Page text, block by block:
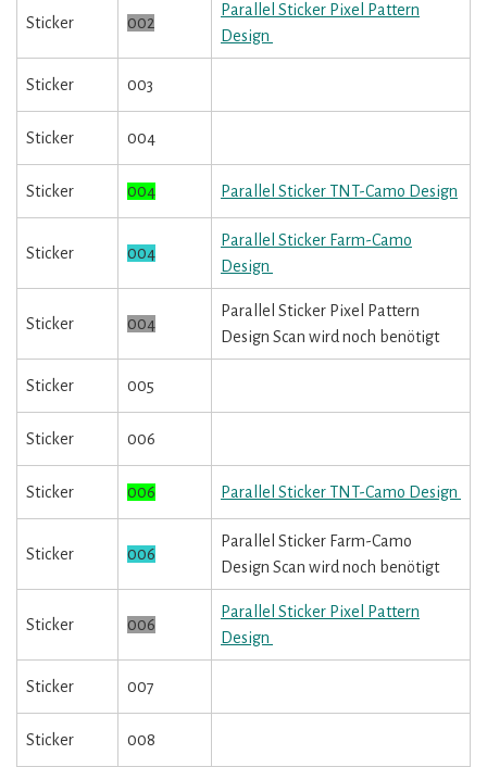
Sticker 002
Parallel Sticker Pixel Pattern
Design
Sticker 003
Sticker 004
Sticker 004 Parallel Sticker TNT-Camo Design
Sticker 004
Parallel Sticker Farm-Camo
Design
Sticker 004
Parallel Sticker Pixel Pattern
Design Scan wird noch benötigt
Sticker 005
Sticker 006
Sticker 006 Parallel Sticker TNT-Camo Design
Sticker 006
Parallel Sticker Farm-Camo
Design Scan wird noch benötigt
Sticker 006
Parallel Sticker Pixel Pattern
Design
Sticker 007
Sticker 008